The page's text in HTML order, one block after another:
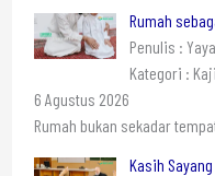
Rumah
Penulis :
Kategori :
6 Agustus 2026
Rumah bukan sekadar
Kasih